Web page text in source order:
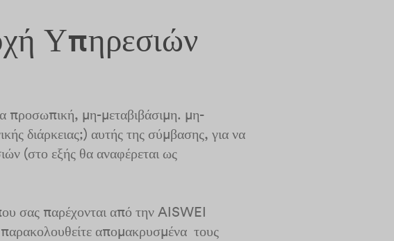
Υπηρεσιών
προσωπική, μη-μεταβιβάσιμη. μη-
διάρκειας;) αυτής της σύμβασης, για να
(στο εξής θα αναφέρεται ως
σας παρέχονται από την AISWEI
παρακολουθείτε απομακρυσμένα τους